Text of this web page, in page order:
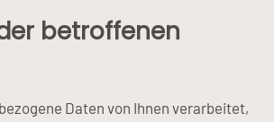
betroffenen
Daten von Ihnen verarbeitet,